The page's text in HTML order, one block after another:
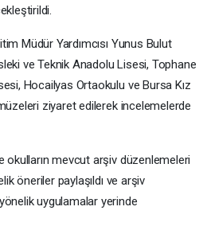
Müdür Yardımcısı Yunus Bulut
ve Teknik Anadolu Lisesi, Tophane
Hocailyas Ortaokulu ve Bursa Kız
ziyaret edilerek incelemelerde
okulların mevcut arşiv düzenlemeleri
öneriler paylaşıldı ve arşiv
uygulamalar yerinde